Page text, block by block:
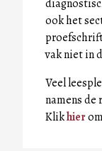
ook het
vak niet in
Veel
namens de
Klikhier